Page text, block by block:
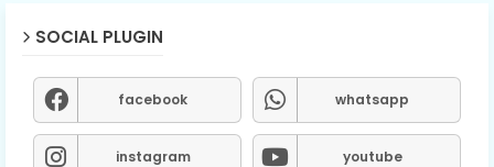
SOCIAL PLUGIN
facebook whatsapp
instagram youtube